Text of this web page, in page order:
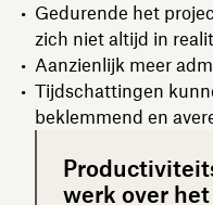
Gedurende het
zich niet altijd in
Aanzienlijk meer
Tijdschattingen
beklemmend en
werk over